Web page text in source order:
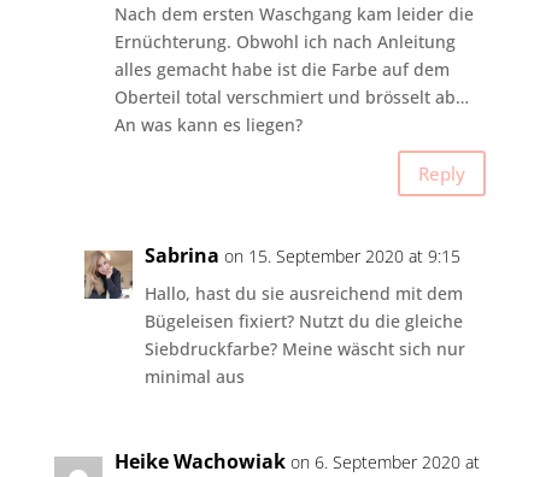
Nach dem ersten Waschgang kam leider die
Ernüchterung. Obwohl ich nach Anleitung
alles gemacht habe ist die Farbe auf dem
Oberteil total verschmiert und brösselt ab…
An was kann es liegen?
Reply
Sabrina on 15. September 2020 at 9:15
Hallo, hast du sie ausreichend mit dem
Bügeleisen fixiert? Nutzt du die gleiche
Siebdruckfarbe? Meine wäscht sich nur
minimal aus
Heike Wachowiak on 6. September 2020 at